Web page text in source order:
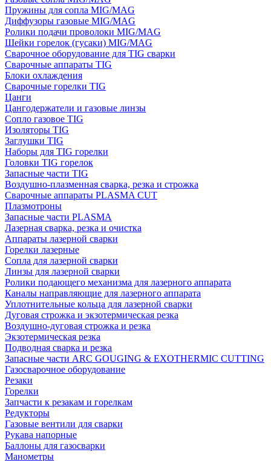
Пружины для сопла MIG/MAG
Диффузоры газовые MIG/MAG
Ролики подачи проволоки MIG/MAG
Шейки горелок (гусаки) MIG/MAG
Сварочное оборудование для TIG сварки
Сварочные аппараты TIG
Блоки охлаждения
Сварочные горелки TIG
Цанги
Цангодержатели и газовые линзы
Сопло газовое TIG
Изоляторы TIG
Заглушки TIG
Наборы для TIG горелки
Головки TIG горелок
Запасные части TIG
Воздушно-плазменная сварка, резка и строжка
Сварочные аппараты PLASMA CUT
Плазмотроны
Запасные части PLASMA
Лазерная сварка, резка и очистка
Аппараты лазерной сварки
Горелки лазерные
Сопла для лазерной сварки
Линзы для лазерной сварки
Ролики подающего механизма для лазерного аппарата
Каналы направляющие для лазерного аппарата
Уплотнительные кольца для лазерной сварки
Дуговая строжка и экзотермическая резка
Воздушно-дуговая строжка и резка
Экзотермическая резка
Подводная сварка и резка
Запасные части ARC GOUGING & EXOTHERMIC CUTTING
Газосварочное оборудование
Резаки
Горелки
Запчасти к резакам и горелкам
Редукторы
Газовые вентили для сварки
Рукава напорные
Баллоны для газосварки
Манометры